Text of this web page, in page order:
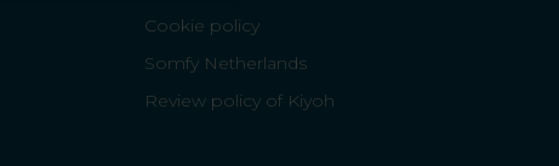
Cookie policy
Somfy Netherlands
Review policy of Kiyoh